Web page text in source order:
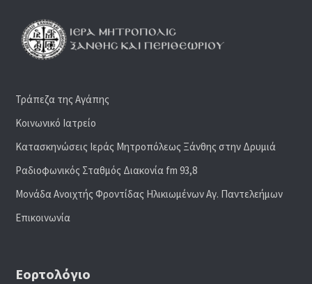
Τράπεζα της Αγάπης
Κοινωνικό Ιατρείο
Κατασκηνώσεις Ιεράς Μητροπόλεως Ξάνθης στην Δρυμιά
Ραδιoφωνικός Σταθμός Διακονία fm 93,8
Μονάδα Ανοιχτής Φροντίδας Ηλικιωμένων Αγ. Παντελεήμων
Επικοινωνία
Εορτολόγιο